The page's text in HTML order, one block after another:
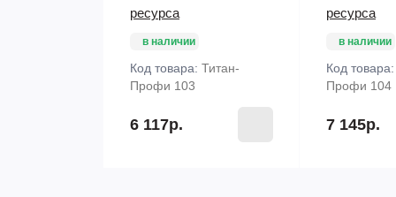
ресурса
в наличии
Код товара: Титан-
Профи 103
6 117р.
ресурса
в наличии
Код
Профи 104
7 145р.